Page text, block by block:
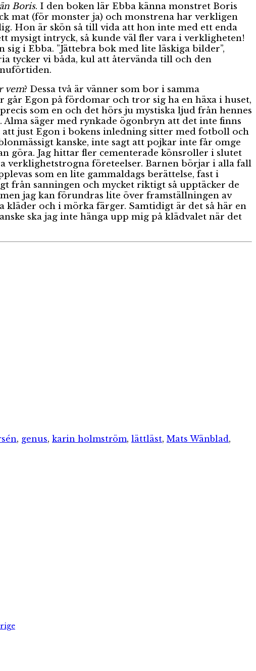
Boris. I den boken lär Ebba känna monstret Boris
mat (för monster ja) och monstrena har verkligen
Hon är skön så till vida att hon inte med ett enda
mysigt intryck, så kunde väl fler vara i verkligheten!
i Ebba. ”Jättebra bok med lite läskiga bilder”,
tycker vi båda, kul att återvända till och den
vem? Dessa två är vänner som bor i samma
går Egon på fördomar och tror sig ha en häxa i huset,
som en och det hörs ju mystiska ljud från hennes
säger med rynkade ögonbryn att det inte finns
att just Egon i bokens inledning sitter med fotboll och
kanske, inte sagt att pojkar inte får omge
göra. Jag hittar fler cementerade könsroller i slutet
verklighetstrogna företeelser. Barnen börjar i alla fall
som en lite gammaldags berättelse, fast i
från sanningen och mycket riktigt så upptäcker de
jag kan förundras lite över framställningen av
och i mörka färger. Samtidigt är det så här en
ska jag inte hänga upp mig på klädvalet när det
, genus, karin holmström, lättläst, Mats Wänblad,